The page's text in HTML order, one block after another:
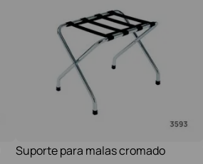
Suporte para malas cromado